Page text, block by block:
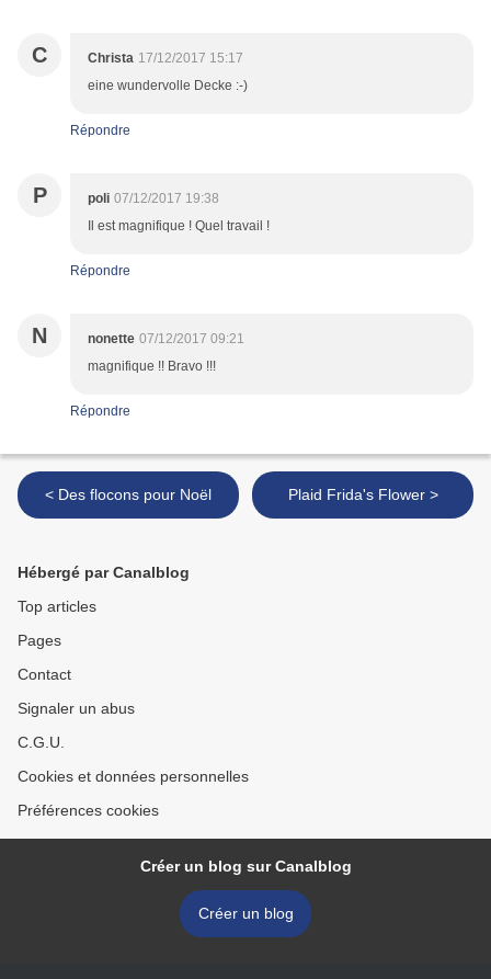
C Christa 17/12/2017 15:17
eine wundervolle Decke :-)
Répondre
P poli 07/12/2017 19:38
Il est magnifique ! Quel travail !
Répondre
N nonette 07/12/2017 09:21
magnifique !! Bravo !!!
Répondre
< Des flocons pour Noël Plaid Frida's Flower >
Hébergé par Canalblog
Top articles
Pages
Contact
Signaler un abus
C.G.U.
Cookies et données personnelles
Préférences cookies
Créer un blog sur Canalblog
Créer un blog